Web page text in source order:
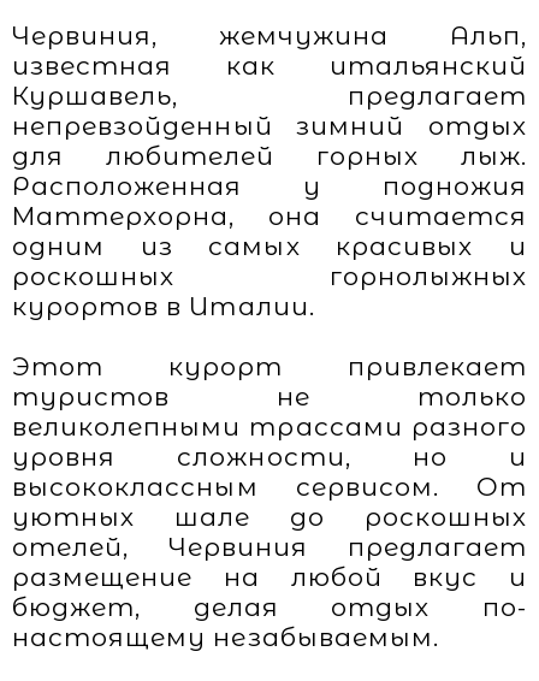
Червиния, жемчужина Альп,
известная как итальянский
Куршавель, предлагает
непревзойденный зимний отдых
для любителей горных лыж.
Расположенная у подножия
Маттерхорна, она считается
одним из самых красивых и
роскошных горнолыжных
курортов в Италии.
Этот курорт привлекает
туристов не только
великолепными трассами разного
уровня сложности, но и
высококлассным сервисом. От
уютных шале до роскошных
отелей, Червиния предлагает
размещение на любой вкус и
бюджет, делая отдых по-
настоящему незабываемым.